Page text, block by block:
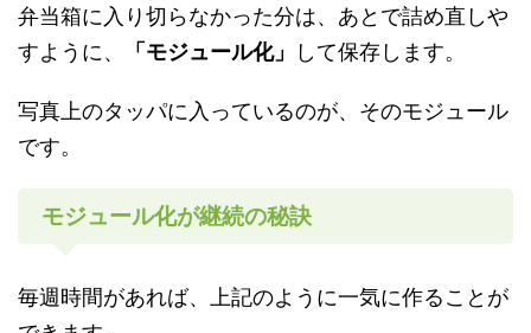
弁当箱に入り切らなかった分は、あとで詰め直しや
すように、
「モジュール化」 して保存します。
写真上のタッパに入っているのが、そのモジュール
です。
モジュール化が継続の秘訣
毎週時間があれば、上記のように一気に作ることが